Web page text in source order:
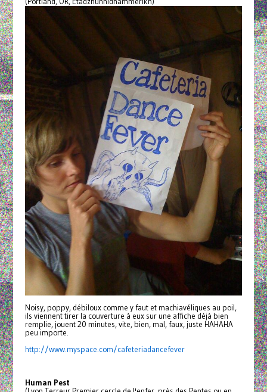
Noisy, poppy, débiloux comme y faut et machiavéliques au poil,
ils viennent tirer la couverture à eux sur une affiche déjà bien
remplie, jouent 20 minutes, vite, bien, mal, faux, juste HAHAHA
peu importe.
http://www.myspace.com/cafeteriadancefever
Human Pest